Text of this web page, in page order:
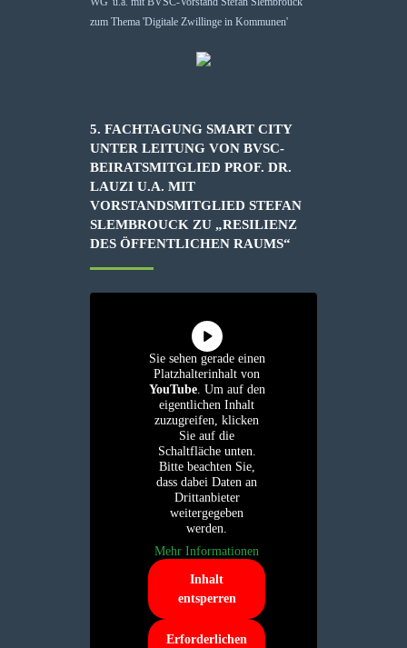
5. FACHTAGUNG SMART CITY
UNTER LEITUNG VON BVSC-
BEIRATSMITGLIED PROF. DR.
LAUZI U.A. MIT
VORSTANDSMITGLIED STEFAN
SLEMBROUCK ZU „RESILIENZ
DES ÖFFENTLICHEN RAUMS“
Sie sehen gerade einen
Platzhalterinhalt von
YouTube. Um auf den
eigentlichen Inhalt
zuzugreifen, klicken
Sie auf die
Schaltfläche unten.
Bitte beachten Sie,
dass dabei Daten an
Drittanbieter
weitergegeben
werden.
Mehr Informationen
Inhalt
entsperren
Erforderlichen